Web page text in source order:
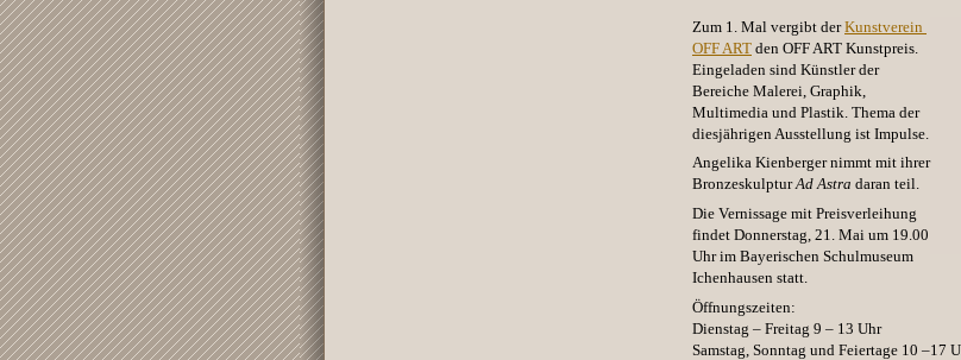
Zum 1. Mal vergibt derKunstverein
OFF ART den OFF ART Kunstpreis.
Eingeladen sind Künstler der
Bereiche Malerei , Graphik,
Multimedia und Plastik. Thema der
diesjährigen Ausstellung ist Impulse.
Angelika Kienbergernimmt mit ihrer
BronzeskulpturAd Astra daran teil.
Die Vernissage mit Preisverleihung
findet Donnerstag, 21. Mai um 19.00
Uhr im Bayerischen Schulmuseum
Ichenhausen statt.
Öffnungszeiten:
Dienstag – Freitag 9 – 13 Uhr
Samstag, Sonntag und Feiertage 10 –17